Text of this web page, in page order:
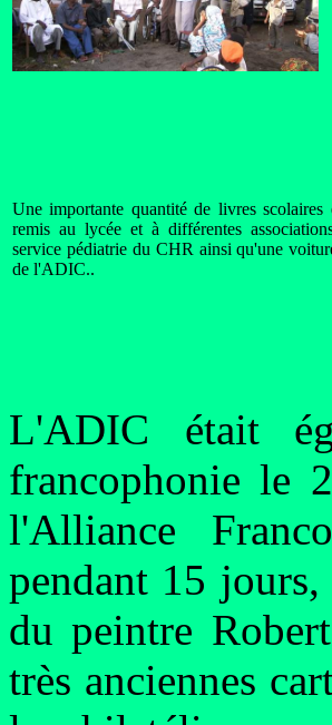
Une importante quantité de livres scolaires
remis au lycée et à différentes
service pédiatrie du CHR ainsi qu'une
de l'ADIC..
L'ADIC était
francophonie le
l'Alliance
pendant 15 jours,
du peintre
très anciennes